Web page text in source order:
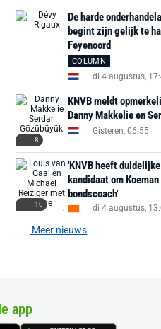
De harde
begint zijn gelijk te
Feyenoord
COLUMN
di 4 augustus,
8
KNVB meldt
Danny Makkelie en
Gisteren, 06:55
10
'KNVB heeft
kandidaat om
bondscoach'
di 4 augustus,
Meer nieuws
app